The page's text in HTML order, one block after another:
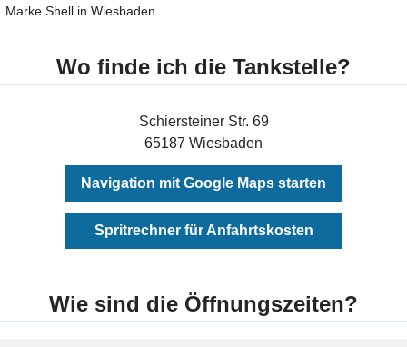
Marke Shell in Wiesbaden.
Wo finde ich die Tankstelle?
Schiersteiner Str. 69
65187 Wiesbaden
Navigation mit Google Maps starten
Spritrechner für Anfahrtskosten
Wie sind die Öffnungszeiten?